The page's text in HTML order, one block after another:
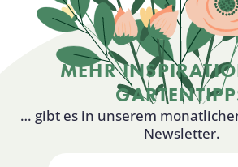
MEHR
… gibt es in unserem
Newsletter.